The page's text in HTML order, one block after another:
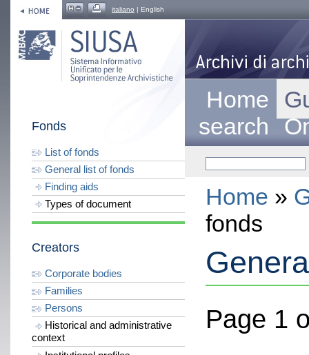
italiano | English
Fonds
List of fonds
General list of fonds
Finding aids
Types of document
Creators
Corporate bodies
Families
Persons
Historical and administrative
context
Home
search
Home »
fonds
Page 1